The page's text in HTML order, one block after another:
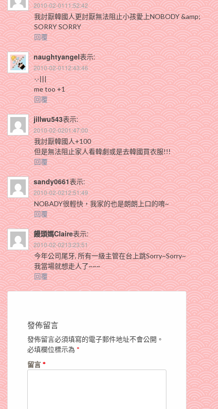
2010-02-0111:52:42
我討厭韓國人更討厭無法阻止小孩愛上NOBODY &amp;
SORRY SORRY
回覆
naughtyangel表示:
2010-02-0112:43:46
-.-|||
me too +1
回覆
jillwu543表示:
2010-02-0201:47:00
我討厭韓國人+100
但是無法阻止家人看韓劇或是去韓國買衣服!!!
回覆
sandy0661表示:
2010-02-0212:51:49
NOBADY很輕快，我家的也是朗朗上口的唷~
回覆
饅頭媽Claire表示:
2010-02-0213:23:51
今年公司尾牙, 所有一級主管在台上跳Sorry~Sorry~
我當場就想走人了~~~
回覆
發佈留言
發佈留言必須填寫的電子郵件地址不會公開。
必填欄位標示為 *
留言 *